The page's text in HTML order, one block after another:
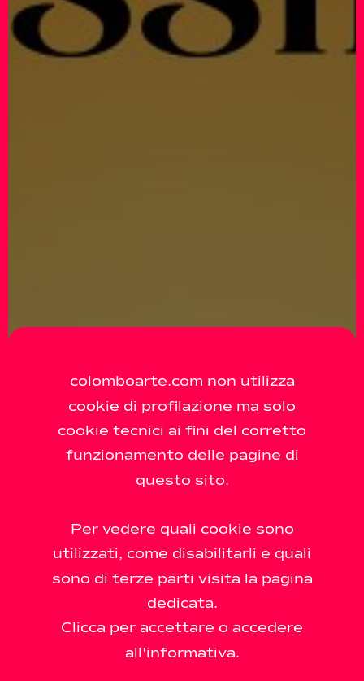
colomboarte.com non utilizza
cookie di profilazione ma solo
cookie tecnici ai fini del corretto
funzionamento delle pagine di
questo sito.
Per vedere quali cookie sono
utilizzati, come disabilitarli e quali
sono di terze parti visita la pagina
dedicata.
Clicca per accettare o accedere
all'informativa.